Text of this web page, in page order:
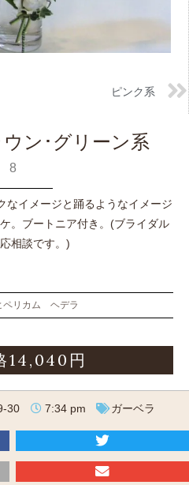
ピンク系
ン･グリーン系
8
なイメージと踊るようなイメージ
。ブートニア付き。(ブライダル
相談です。)
リカム ヘデラ
14,040円
30 7:34 pm ガーベラ